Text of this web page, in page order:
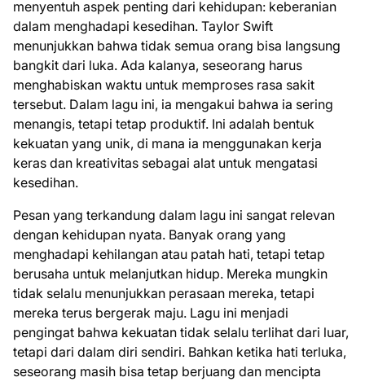
menyentuh aspek penting dari kehidupan: keberanian
dalam menghadapi kesedihan. Taylor Swift
menunjukkan bahwa tidak semua orang bisa langsung
bangkit dari luka. Ada kalanya, seseorang harus
menghabiskan waktu untuk memproses rasa sakit
tersebut. Dalam lagu ini, ia mengakui bahwa ia sering
menangis, tetapi tetap produktif. Ini adalah bentuk
kekuatan yang unik, di mana ia menggunakan kerja
keras dan kreativitas sebagai alat untuk mengatasi
kesedihan.
Pesan yang terkandung dalam lagu ini sangat relevan
dengan kehidupan nyata. Banyak orang yang
menghadapi kehilangan atau patah hati, tetapi tetap
berusaha untuk melanjutkan hidup. Mereka mungkin
tidak selalu menunjukkan perasaan mereka, tetapi
mereka terus bergerak maju. Lagu ini menjadi
pengingat bahwa kekuatan tidak selalu terlihat dari luar,
tetapi dari dalam diri sendiri. Bahkan ketika hati terluka,
seseorang masih bisa tetap berjuang dan mencipta